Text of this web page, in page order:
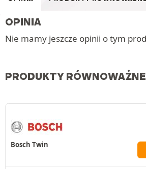
OPINIA
Nie mamy jeszcze opinii o tym
PRODUKTY RÓWNOWAŻNE
Bosch Twin